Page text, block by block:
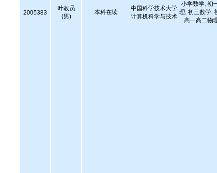
2005383
叶教员
(男)
本科在读
中国科学技术大学
计算机科学与技术
小学数学, 初
理, 初三数学,
高一高二物